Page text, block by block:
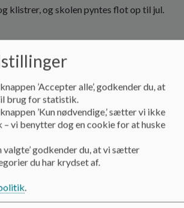
klistrer, og skolen pyntes flot op til jul.
afholder vi læsefestival for hele
fokus på læselyst og læseglæde.
Øhav:
Himmelfart fejrer vi Geopark-dagene.
juleferien:
’Accepter alle’, godkender du, at
brug for statistik.
’Kun nødvendige,’ sætter vi ikke
vi benytter dog en cookie for at huske
valgte’ godkender du, at vi sætter
du har krydset af.
.